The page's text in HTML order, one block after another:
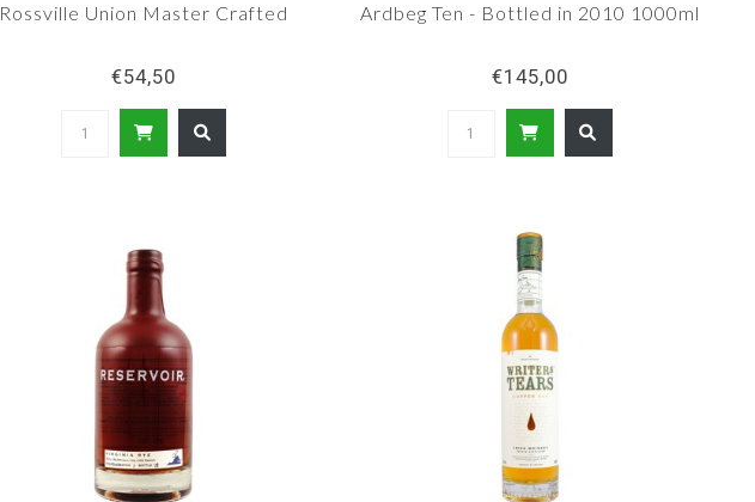
Rossville Union Master Crafted
€54,50
Ardbeg Ten - Bottled in 2010 1000ml
€145,00